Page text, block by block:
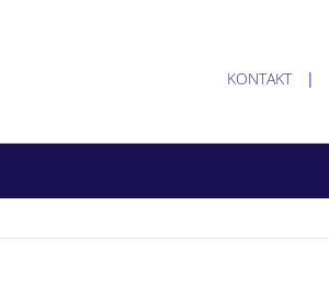
KONTAKT